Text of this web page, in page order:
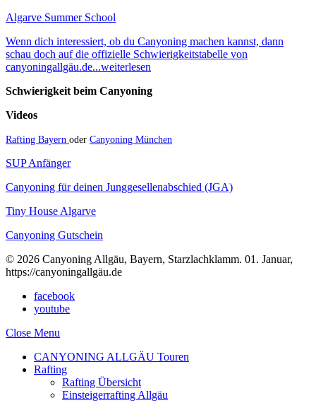
Algarve Summer School
Wenn dich interessiert, ob du Canyoning machen kannst, dann
schau doch auf die offizielle Schwierigkeitstabelle von
canyoningallgäu.de...weiterlesen
Schwierigkeit beim Canyoning
Videos
Rafting Bayern oder Canyoning München
SUP Anfänger
Canyoning für deinen Junggesellenabschied (JGA)
Tiny House Algarve
Canyoning Gutschein
© 2026 Canyoning Allgäu, Bayern, Starzlachklamm. 01. Januar,
https://canyoningallgäu.de
facebook
youtube
Close Menu
CANYONING ALLGÄU Touren
Rafting
Rafting Übersicht
Einsteigerrafting Allgäu